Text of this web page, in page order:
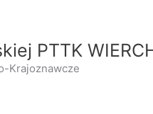
PTTK
Krajoznawcze